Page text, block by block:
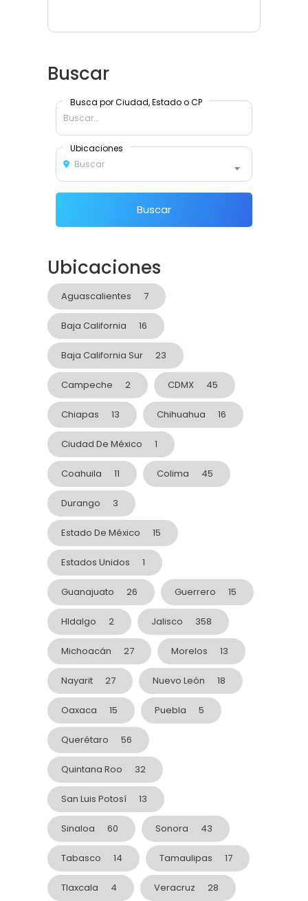
Buscar
Busca por Ciudad, Estado o CP
Ubicaciones
Buscar
Buscar
Ubicaciones
Aguascalientes 7
Baja California 16
Baja California Sur 23
Campeche 2 CDMX 45
Chiapas 13 Chihuahua 16
Ciudad De México 1
Coahuila 11 Colima 45
Durango 3
Estado De México 15
Estados Unidos 1
Guanajuato 26 Guerrero 15
HIdalgo 2 Jalisco 358
Michoacán 27 Morelos 13
Nayarit 27 Nuevo León 18
Oaxaca 15 Puebla 5
Querétaro 56
Quintana Roo 32
San Luis Potosí 13
Sinaloa 60 Sonora 43
Tabasco 14 Tamaulipas 17
Tlaxcala 4 Veracruz 28